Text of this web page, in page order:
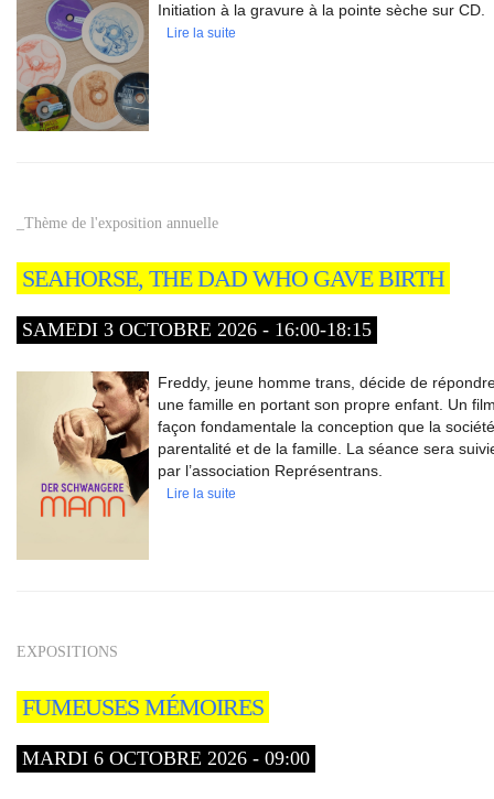
Initiation à la gravure à la pointe sèche sur CD.
Lire la suite
_Thème de l'exposition annuelle
SEAHORSE, THE DAD WHO GAVE BIRTH
SAMEDI 3 OCTOBRE 2026 - 16:00-18:15
Freddy, jeune homme trans, décide de
une famille en portant son propre enfant. Un
façon fondamentale la conception que la
parentalité et de la famille. La séance sera
par l’association Représentrans.
Lire la suite
EXPOSITIONS
FUMEUSES MÉMOIRES
MARDI 6 OCTOBRE 2026 - 09:00